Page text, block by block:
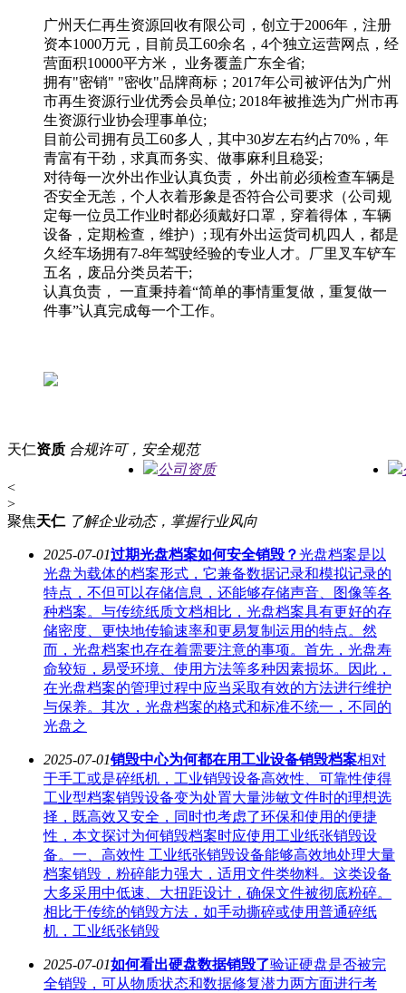
广州天仁再生资源回收有限公司，创立于2006年，注册
资本1000万元，目前员工60余名，4个独立运营网点，经
营面积10000平方米， 业务覆盖广东全省;
拥有"密销" "密收"品牌商标；2017年公司被评估为广州
市再生资源行业优秀会员单位; 2018年被推选为广州市再
生资源行业协会理事单位;
目前公司拥有员工60多人，其中30岁左右约占70%，年
青富有干劲，求真而务实、做事麻利且稳妥;
对待每一次外出作业认真负责， 外出前必须检查车辆是
否安全无恙，个人衣着形象是否符合公司要求（公司规
定每一位员工作业时都必须戴好口罩，穿着得体，车辆
设备，定期检查，维护）; 现有外出运货司机四人，都是
久经车场拥有7-8年驾驶经验的专业人才。厂里叉车铲车
五名，废品分类员若干;
认真负责， 一直秉持着“简单的事情重复做，重复做一
件事”认真完成每一个工作。
天仁资质 合规许可，安全规范
公司资质
<
>
聚焦天仁 了解企业动态，掌握行业风向
2025-07-01过期光盘档案如何安全销毁？光盘档案是以
光盘为载体的档案形式，它兼备数据记录和模拟记录的
特点，不但可以存储信息，还能够存储声音、图像等各
种档案。与传统纸质文档相比，光盘档案具有更好的存
储密度、更快地传输速率和更易复制运用的特点。然
而，光盘档案也存在着需要注意的事项。首先，光盘寿
命较短，易受环境、使用方法等多种因素损坏。因此，
在光盘档案的管理过程中应当采取有效的方法进行维护
与保养。其次，光盘档案的格式和标准不统一，不同的
光盘之
2025-07-01销毁中心为何都在用工业设备销毁档案相对
于手工或是碎纸机，工业销毁设备高效性、可靠性使得
工业型档案销毁设备变为处置大量涉敏文件时的理想选
择，既高效又安全，同时也考虑了环保和使用的便捷
性，本文探讨为何销毁档案时应使用工业纸张销毁设
备。一、高效性 工业纸张销毁设备能够高效地处理大量
档案销毁，粉碎能力强大，适用文件类物料。这类设备
大多采用中低速、大扭距设计，确保文件被彻底粉碎。
相比于传统的销毁方法，如手动撕碎或使用普通碎纸
机，工业纸张销毁
2025-07-01如何看出硬盘数据销毁了验证硬盘是否被完
全销毁，可从物质状态和数据修复潜力两方面进行考